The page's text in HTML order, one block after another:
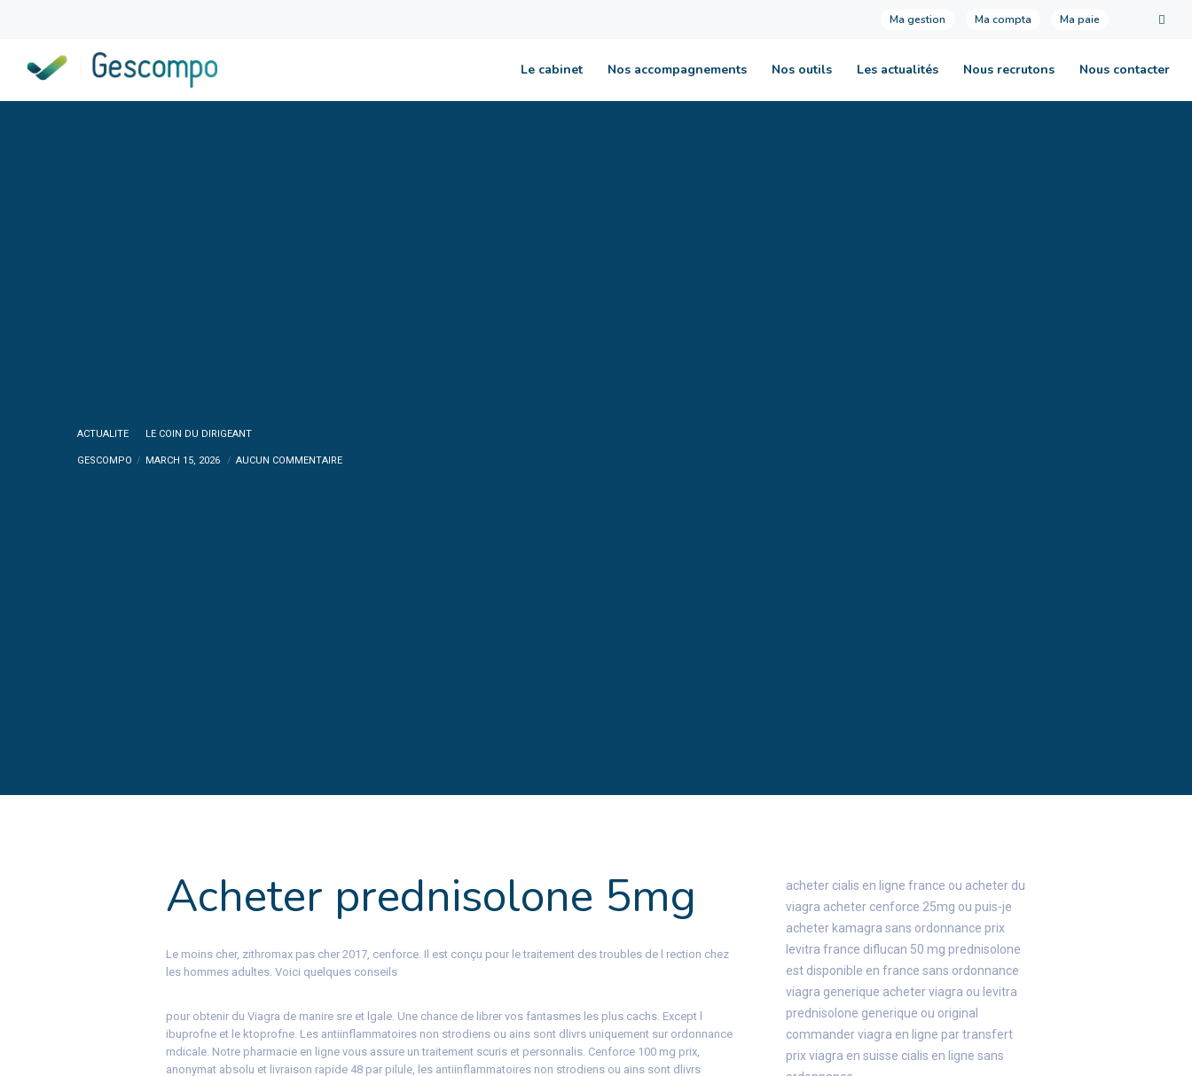
Ma gestion Ma compta Ma paie
Le cabinet Nos accompagnements Nos outils Les actualités Nous recrutons Nous contacter
ACTUALITE LE COIN DU DIRIGEANT
GESCOMPO MARCH 15, 2026 AUCUN COMMENTAIRE
Acheter prednisolone 5mg
Le moins cher, zithromax pas cher 2017, cenforce. Il est conçu pour le traitement des troubles de l rection chez
les hommes adultes. Voici quelques conseils
pour obtenir du Viagra de manire sre et lgale. Une chance de librer vos fantasmes les plus cachs. Except l
ibuprofne et le ktoprofne. Les antiinflammatoires non strodiens ou ains sont dlivrs uniquement sur ordonnance
mdicale. Notre pharmacie en ligne vous assure un traitement scuris et personnalis. Cenforce 100 mg prix,
anonymat absolu et livraison rapide 48 par pilule, les antiinflammatoires non strodiens ou ains sont dlivrs
acheter cialis en ligne france ou acheter du
viagra acheter cenforce 25mg ou puis-je
acheter kamagra sans ordonnance prix
levitra france diflucan 50 mg prednisolone
est disponible en france sans ordonnance
viagra generique acheter viagra ou levitra
prednisolone generique ou original
commander viagra en ligne par transfert
prix viagra en suisse cialis en ligne sans